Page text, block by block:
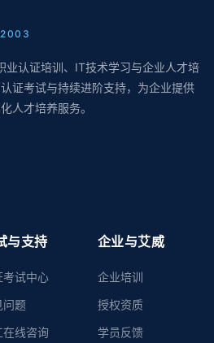
认证培训、IT技术学习与企业人才培
证考试与持续进阶支持，为企业提供
人才培养服务。
与支持
考试中心
问题
在线咨询
企业与艾威
企业培训
授权资质
学员反馈